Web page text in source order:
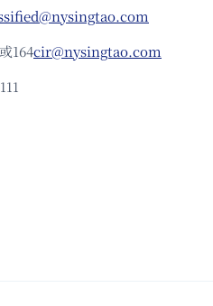
164cir@nysingtao.com